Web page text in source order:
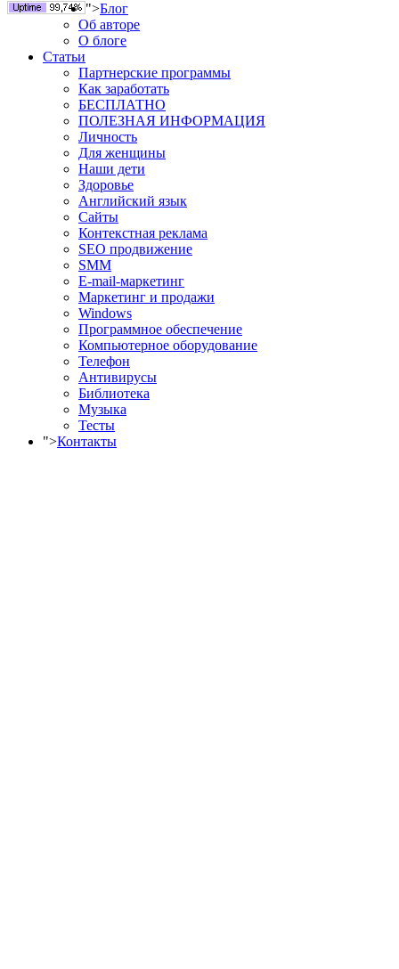
">Блог
Об авторе
О блоге
Статьи
Партнерские программы
Как заработать
БЕСПЛАТНО
ПОЛЕЗНАЯ ИНФОРМАЦИЯ
Личность
Для женщины
Наши дети
Здоровье
Английский язык
Сайты
Контекстная реклама
SEO продвижение
SMM
E-mail-маркетинг
Маркетинг и продажи
Windows
Программное обеспечение
Компьютерное оборудование
Телефон
Антивирусы
Библиотека
Музыка
Тесты
">Контакты